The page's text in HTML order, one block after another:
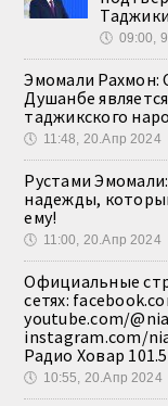
🕔 09:00,
Эмомали Рахмон:
Душанбе
таджикского
🕔 11:48, 20.Апр 2024
Рустами
надежды,
ему!
🕔 11:00, 20.Апр 2024
Официальные
сетях:
youtube.com/
instagram.com/
Радио Ховар
🕔 10:55, 20.Апр 2024